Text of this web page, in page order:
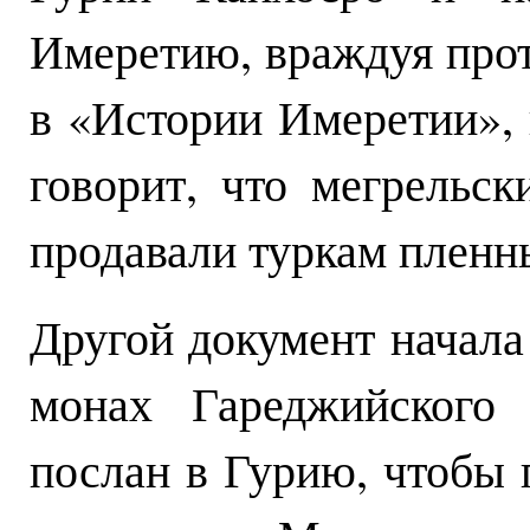
Имеретию, враждуя
в «Истории Имеретии»,
говорит, что
продавали туркам
Другой документ
монах
послан в Гурию, чтобы